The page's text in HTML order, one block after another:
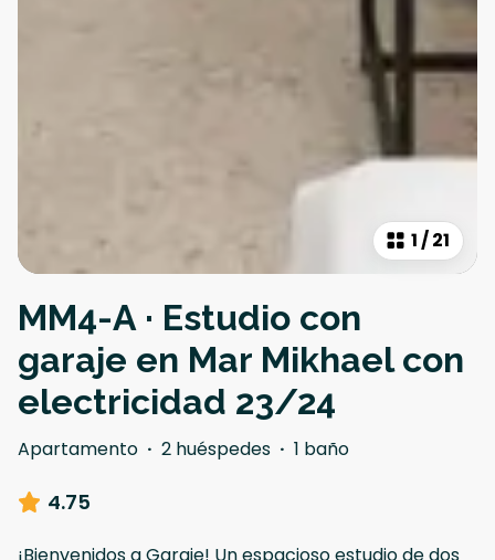
1 /21
MM4-A · Estudio con
garaje en Mar Mikhael con
electricidad 23/24
Apartamento · 2 huéspedes · 1 baño
4.75